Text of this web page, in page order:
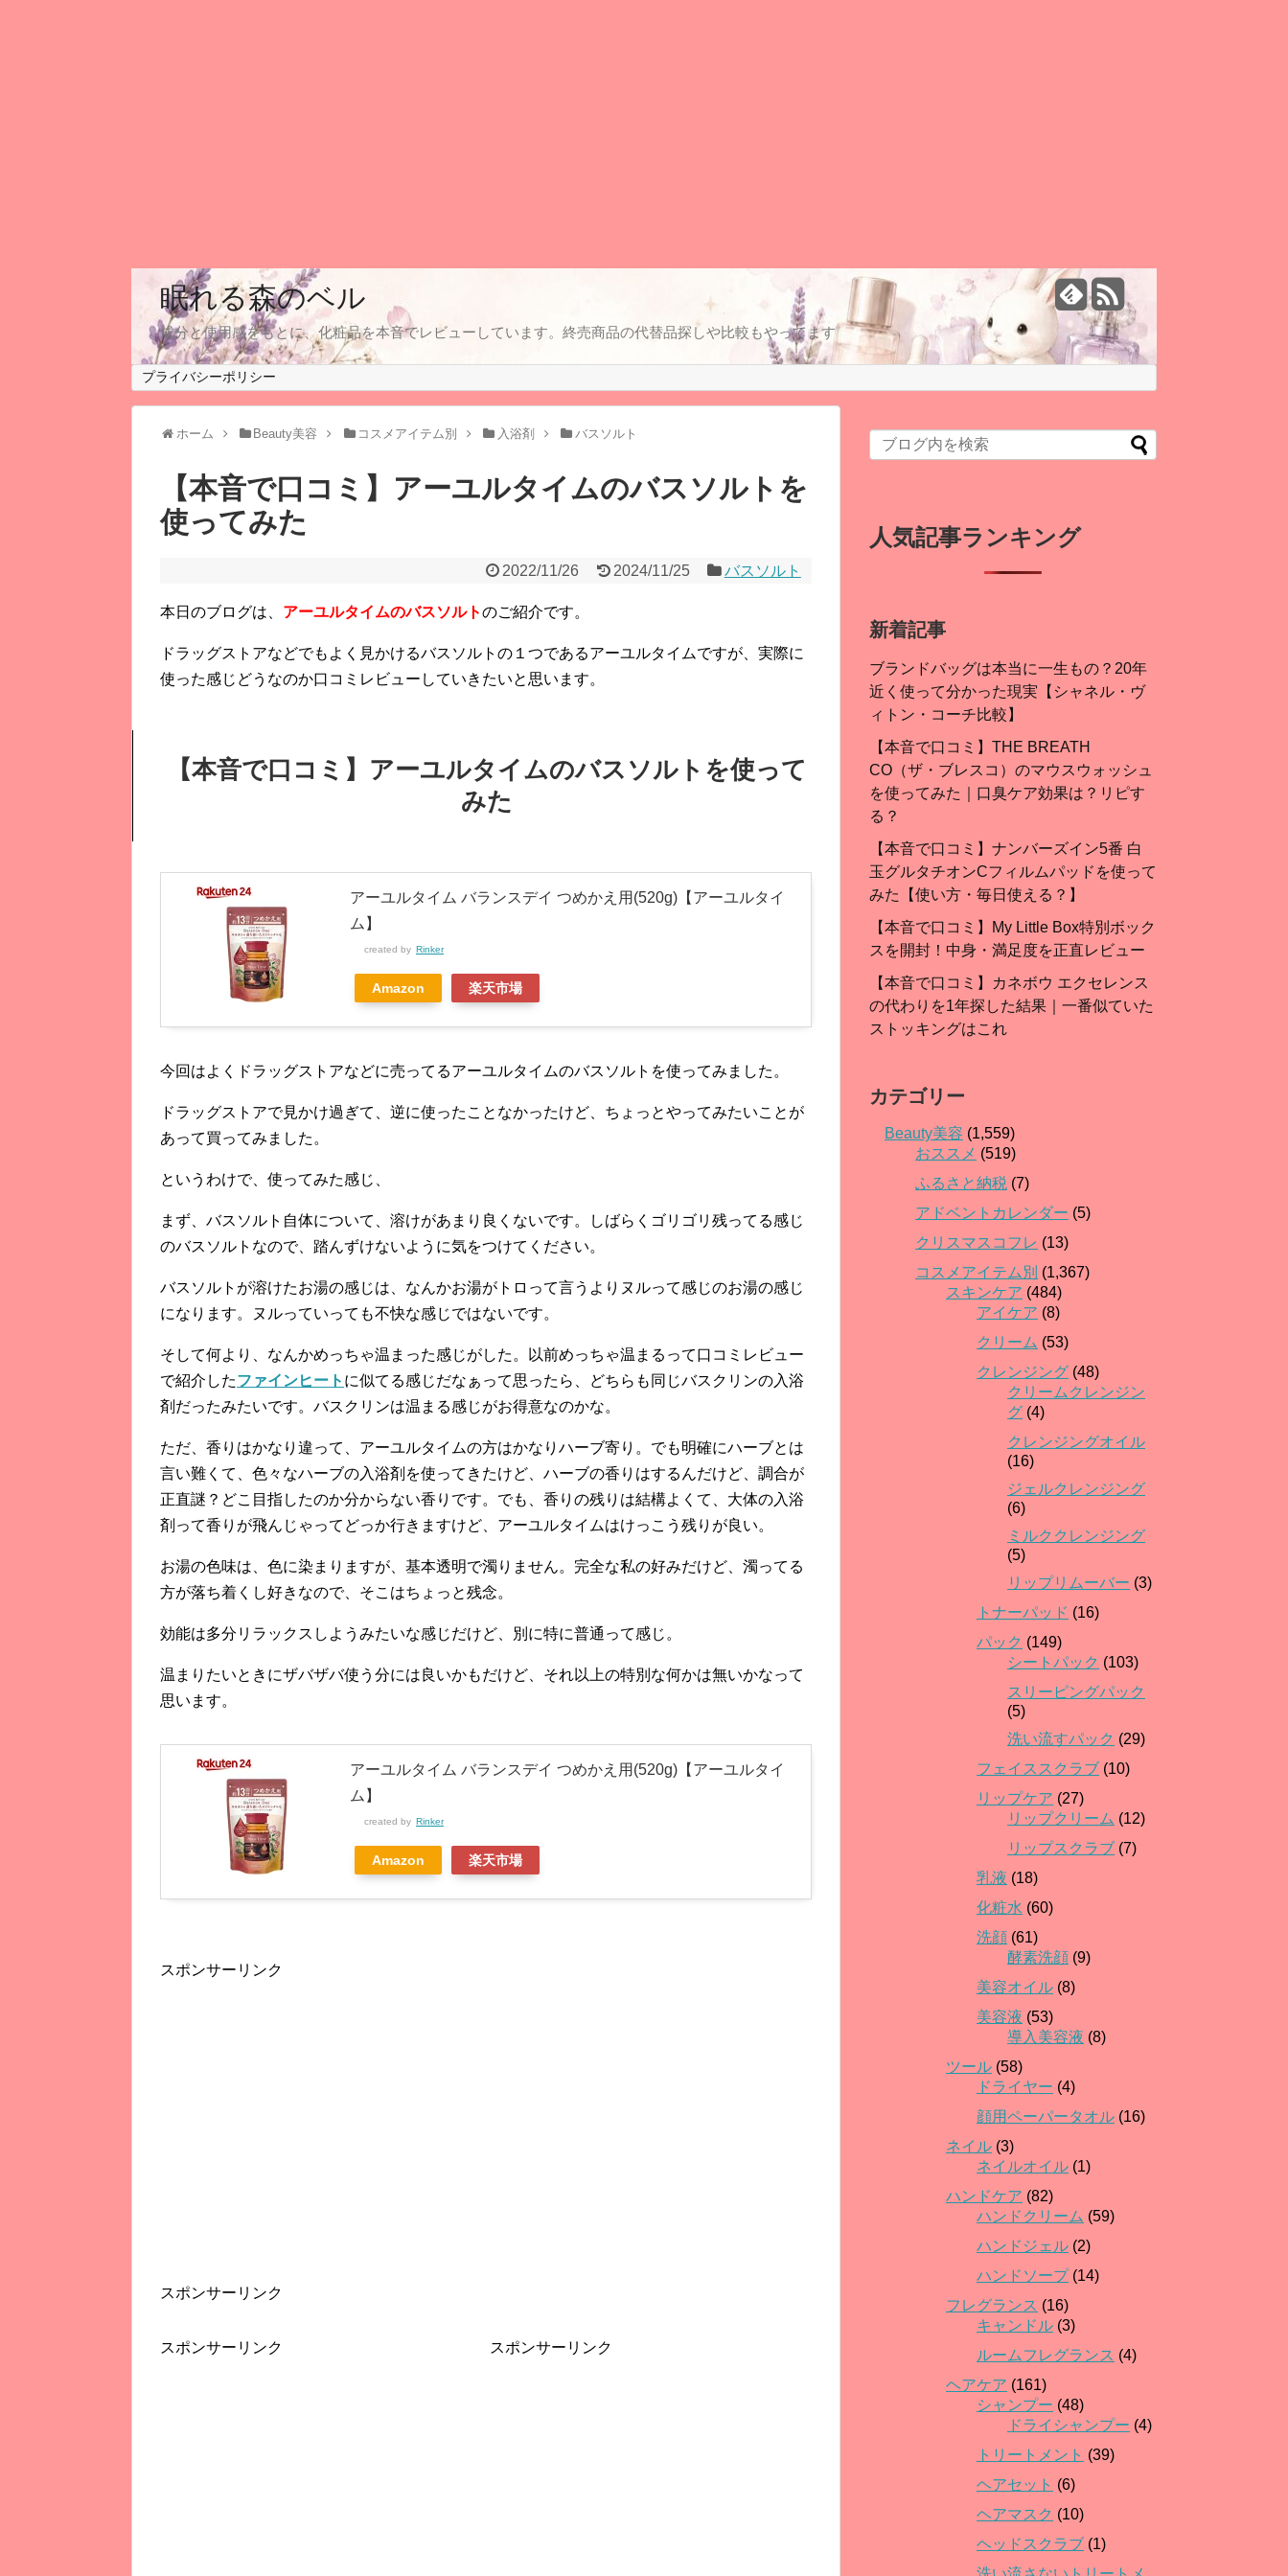
眠れる森のベル
成分と使用感をもとに、化粧品を本音でレビューしています。終売商品の代替品探しや比較もやってます
プライバシーポリシー
ホーム Beauty美容 コスメアイテム別 入浴剤 バスソルト
【本音で口コミ】アーユルタイムのバスソルトを
使ってみた
2022/11/26 2024/11/25 バスソルト
本日のブログは、 アーユルタイムのバスソルトのご紹介です。
ドラッグストアなどでもよく見かけるバスソルトの１つであるアーユルタイムですが、実際に
使った感じどうなのか口コミレビューしていきたいと思います。
【本音で口コミ】アーユルタイムのバスソルトを使って
みた
アーユルタイム バランスデイ つめかえ用(520g)【アーユルタイ
ム】
created by Rinker
Amazon 楽天市場
今回はよくドラッグストアなどに売ってるアーユルタイムのバスソルトを使ってみました。
ドラッグストアで見かけ過ぎて、逆に使ったことなかったけど、ちょっとやってみたいことが
あって買ってみました。
というわけで、使ってみた感じ、
まず、バスソルト自体について、溶けがあまり良くないです。しばらくゴリゴリ残ってる感じ
のバスソルトなので、踏んずけないように気をつけてください。
バスソルトが溶けたお湯の感じは、なんかお湯がトロって言うよりヌルって感じのお湯の感じ
になります。ヌルっていっても不快な感じではないです。
そして何より、なんかめっちゃ温まった感じがした。以前めっちゃ温まるって口コミレビュー
で紹介したファインヒート に似てる感じだなぁって思ったら、どちらも同じバスクリンの入浴
剤だったみたいです。バスクリンは温まる感じがお得意なのかな。
ただ、香りはかなり違って、アーユルタイムの方はかなりハーブ寄り。でも明確にハーブとは
言い難くて、色々なハーブの入浴剤を使ってきたけど、ハーブの香りはするんだけど、調合が
正直謎？どこ目指したのか分からない香りです。でも、香りの残りは結構よくて、大体の入浴
剤って香りが飛んじゃってどっか行きますけど、アーユルタイムはけっこう残りが良い。
お湯の色味は、色に染まりますが、基本透明で濁りません。完全な私の好みだけど、濁ってる
方が落ち着くし好きなので、そこはちょっと残念。
効能は多分リラックスしようみたいな感じだけど、別に特に普通って感じ。
温まりたいときにザバザバ使う分には良いかもだけど、それ以上の特別な何かは無いかなって
思います。
アーユルタイム バランスデイ つめかえ用(520g)【アーユルタイ
ム】
created by Rinker
Amazon 楽天市場
スポンサーリンク
スポンサーリンク
スポンサーリンク スポンサーリンク
人気記事ランキング
新着記事
ブランドバッグは本当に一生もの？20年
近く使って分かった現実【シャネル・ヴ
ィトン・コーチ比較】
【本音で口コミ】THE BREATH
CO（ザ・ブレスコ）のマウスウォッシュ
を使ってみた｜口臭ケア効果は？リピす
る？
【本音で口コミ】ナンバーズイン5番 白
玉グルタチオンCフィルムパッドを使って
みた【使い方・毎日使える？】
【本音で口コミ】My Little Box特別ボック
スを開封！中身・満足度を正直レビュー
【本音で口コミ】カネボウ エクセレンス
の代わりを1年探した結果｜一番似ていた
ストッキングはこれ
カテゴリー
Beauty美容 (1,559)
おススメ (519)
ふるさと納税 (7)
アドベントカレンダー (5)
クリスマスコフレ (13)
コスメアイテム別 (1,367)
スキンケア (484)
アイケア (8)
クリーム (53)
クレンジング (48)
クリームクレンジン
グ (4)
クレンジングオイル
(16)
ジェルクレンジング
(6)
ミルククレンジング
(5)
リップリムーバー (3)
トナーパッド (16)
パック (149)
シートパック (103)
スリーピングパック
(5)
洗い流すパック (29)
フェイススクラブ (10)
リップケア (27)
リップクリーム (12)
リップスクラブ (7)
乳液 (18)
化粧水 (60)
洗顔 (61)
酵素洗顔 (9)
美容オイル (8)
美容液 (53)
導入美容液 (8)
ツール (58)
ドライヤー (4)
顔用ペーパータオル (16)
ネイル (3)
ネイルオイル (1)
ハンドケア (82)
ハンドクリーム (59)
ハンドジェル (2)
ハンドソープ(14)
フレグランス (16)
キャンドル (3)
ルームフレグランス (4)
ヘアケア (161)
シャンプー (48)
ドライシャンプー (4)
トリートメント (39)
ヘアセット (6)
ヘアマスク (10)
ヘッドスクラブ (1)